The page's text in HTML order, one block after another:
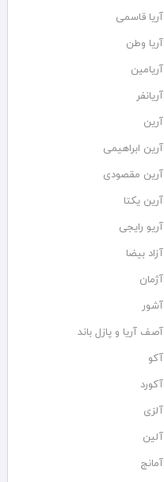
آریا قاسمی
آریا وطن
آریامین
آریانفر
آرین
آرین ابراهیمی
آرین مقصودی
آرین یکتا
آریو رایجی
آزاد بیضا
آژمان
آشور
آصف آریا و پازل باند
آکو
آکورد
آلزی
آلین
آمانج